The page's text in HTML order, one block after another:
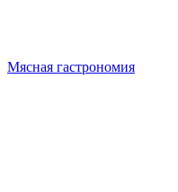
Мясная гастрономия